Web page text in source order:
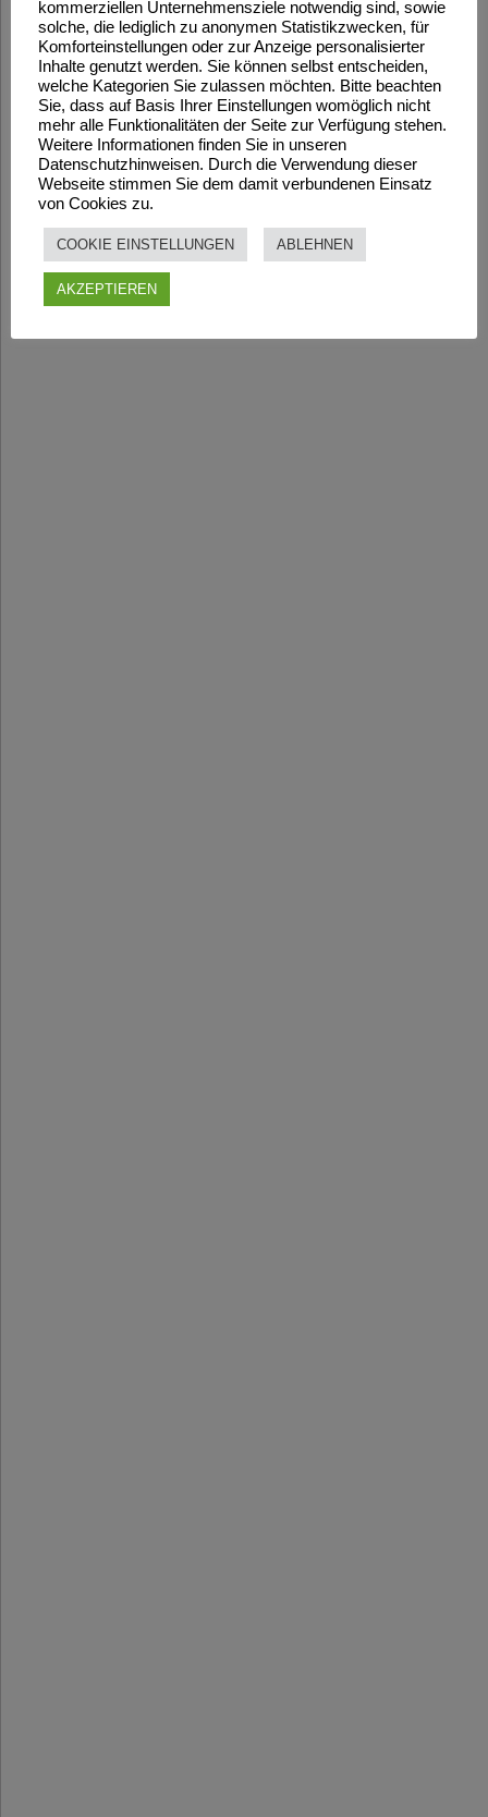
kommerziellen Unternehmensziele notwendig sind, sowie
solche, die lediglich zu anonymen Statistikzwecken, für
Komforteinstellungen oder zur Anzeige personalisierter
Inhalte genutzt werden. Sie können selbst entscheiden,
welche Kategorien Sie zulassen möchten. Bitte beachten
Sie, dass auf Basis Ihrer Einstellungen womöglich nicht
mehr alle Funktionalitäten der Seite zur Verfügung stehen.
Weitere Informationen finden Sie in unseren
Datenschutzhinweisen. Durch die Verwendung dieser
Webseite stimmen Sie dem damit verbundenen Einsatz
von Cookies zu.
COOKIE EINSTELLUNGEN ABLEHNEN
AKZEPTIEREN